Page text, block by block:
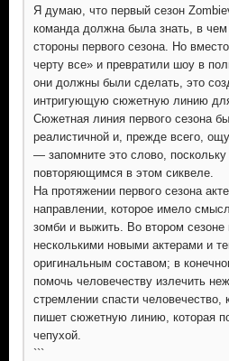
Я думаю, что первый сезон
команда должна была знать, в
стороны первого сезона. Но
черту все» и превратили шоу в
они должны были сделать, это
интригующую сюжетную линию для
Сюжетная линия первого сезона
реалистичной и, прежде всего,
— запомните это слово, поскольку
повторяющимся в этом сиквеле.
На протяжении первого сезона
направлении, которое имело
зомби и выжить. Во втором
несколькими новыми актерами и
оригинальным составом; в
помочь человечеству излечить
стремлении спасти человечество,
пишет сюжетную линию, которая
чепухой.
```